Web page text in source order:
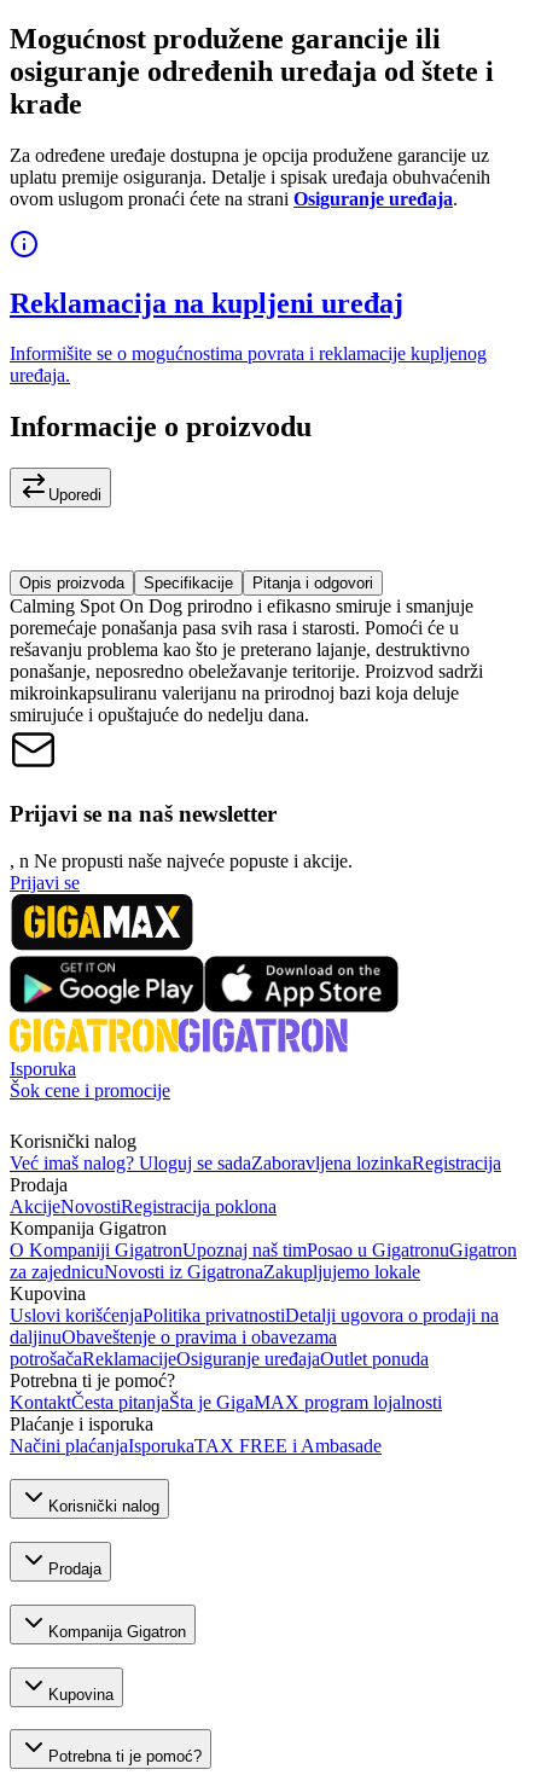
Mogućnost produžene garancije ili
osiguranje određenih uređaja od štete i
krađe
Za određene uređaje dostupna je opcija produžene garancije uz
uplatu premije osiguranja. Detalje i spisak uređaja obuhvaćenih
ovom uslugom pronaći ćete na strani Osiguranje uređaja.
Reklamacija na kupljeni uređaj
Informišite se o mogućnostima povrata i reklamacije kupljenog
uređaja.
Informacije o proizvodu
Uporedi
Opis proizvoda Specifikacije Pitanja i odgovori
Calming Spot On Dog prirodno i efikasno smiruje i smanjuje
poremećaje ponašanja pasa svih rasa i starosti. Pomoći će u
rešavanju problema kao što je preterano lajanje, destruktivno
ponašanje, neposredno obeležavanje teritorije. Proizvod sadrži
mikroinkapsuliranu valerijanu na prirodnoj bazi koja deluje
smirujuće i opuštajuće do nedelju dana.
Prijavi se na naš newsletter
, n Ne propusti naše najveće popuste i akcije.
Prijavi se
Isporuka
Šok cene i promocije
Korisnički nalog
Već imaš nalog? Uloguj se sadaZaboravljena lozinkaRegistracija
Prodaja
AkcijeNovostiRegistracija poklona
Kompanija Gigatron
O Kompaniji GigatronUpoznaj naš timPosao u GigatronuGigatron
za zajednicuNovosti iz GigatronaZakupljujemo lokale
Kupovina
Uslovi korišćenjaPolitika privatnostiDetalji ugovora o prodaji na
daljinuObaveštenje o pravima i obavezama
potrošačaReklamacijeOsiguranje uređajaOutlet ponuda
Potrebna ti je pomoć?
KontaktČesta pitanjaŠta je GigaMAX program lojalnosti
Plaćanje i isporuka
Načini plaćanjaIsporukaTAX FREE i Ambasade
Korisnički nalog
Prodaja
Kompanija Gigatron
Kupovina
Potrebna ti je pomoć?